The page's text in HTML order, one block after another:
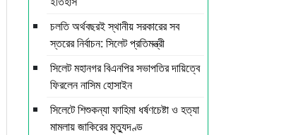
চলতি অর্থবছরই স্থানীয় সরকারের সব
স্তরের নির্বাচন: সিলেট প্রতিমন্ত্রী
সিলেট মহানগর বিএনপির সভাপতির দায়িত্বে
ফিরলেন নাসিম হোসাইন
সিলেটে শিশুকন্যা ফাহিমা ধর্ষণচেষ্টা ও হত্যা
মামলায় জাকিরের মৃত্যুদণ্ড